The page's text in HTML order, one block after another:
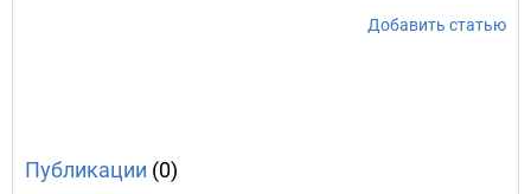
Добавить статью
Публикации (0)